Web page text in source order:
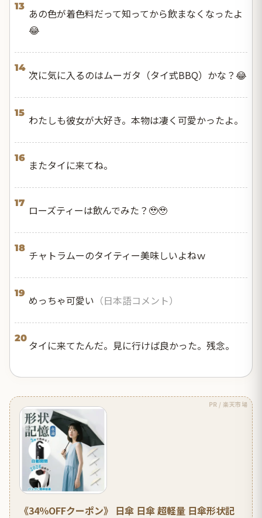
13
あの色が着色料だって知ってから飲まなくなったよ
😂
14
次に気に入るのはムーガタ（タイ式BBQ）かな？😂
15
わたしも彼女が大好き。本物は凄く可愛かったよ。
16
またタイに来てね。
17
ローズティーは飲んでみた？🥹🥹
18
チャトラムーのタイティー美味しいよねｗ
19
めっちゃ可愛い （日本語コメント）
20
タイに来てたんだ。見に行けば良かった。残念。
PR / 楽天市場
《34％OFFクーポン》 日傘 日傘 超軽量 日傘形状記